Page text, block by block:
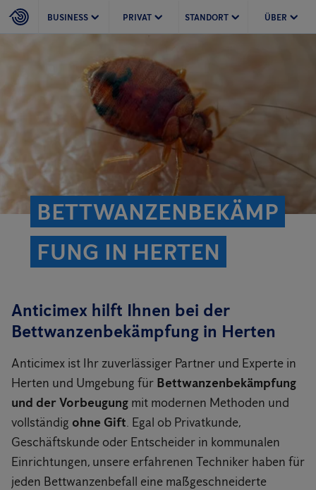
BUSINESS PRIVAT STANDORT ÜBER
BETTWANZENBEKÄMP
FUNG IN HERTEN
Anticimex hilft Ihnen bei der
Bettwanzenbekämpfung in Herten
Anticimex ist Ihr zuverlässiger Partner und Experte in
Herten und Umgebung für Bettwanzenbekämpfung
und der Vorbeugung mit modernen Methoden und
vollständig ohne Gift. Egal ob Privatkunde,
Geschäftskunde oder Entscheider in kommunalen
Einrichtungen, unsere erfahrenen Techniker haben für
jeden Bettwanzenbefall eine maßgeschneiderte